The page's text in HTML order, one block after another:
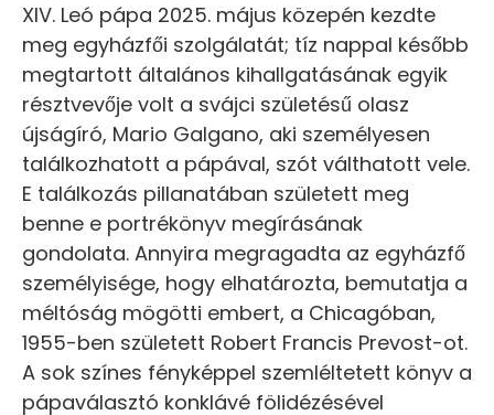
XIV. Leó pápa 2025. május közepén kezdte
meg egyházfői szolgálatát; tíz nappal később
megtartott általános kihallgatásának egyik
résztvevője volt a svájci születésű olasz
újságíró, Mario Galgano, aki személyesen
találkozhatott a pápával, szót válthatott vele.
E találkozás pillanatában született meg
benne e portrékönyv megírásának
gondolata. Annyira megragadta az egyházfő
személyisége, hogy elhatározta, bemutatja a
méltóság mögötti embert, a Chicagóban,
1955-ben született Robert Francis Prevost-ot.
A sok színes fényképpel szemléltetett könyv a
pápaválasztó konklávé fölidézésével